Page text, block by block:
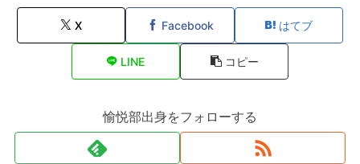
X Facebook はてブ
LINE コピー
愉悦部出身をフォローする